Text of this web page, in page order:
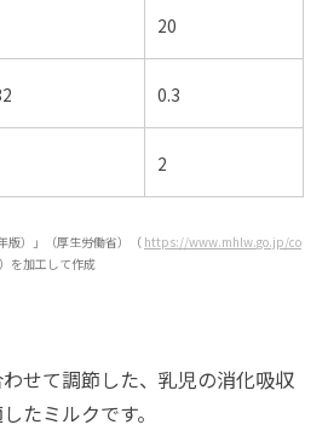
20
0.3
2
版）」（厚生労働省）（ https://www.mhlw.go.jp/co
を加工して作成
せて調節した、乳児の消化吸収
たミルクです。